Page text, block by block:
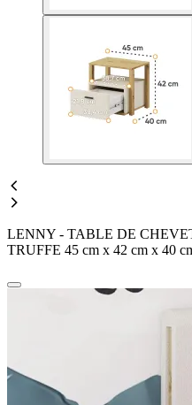
LENNY - TABLE DE
TRUFFE 45 cm x 42 cm x 40